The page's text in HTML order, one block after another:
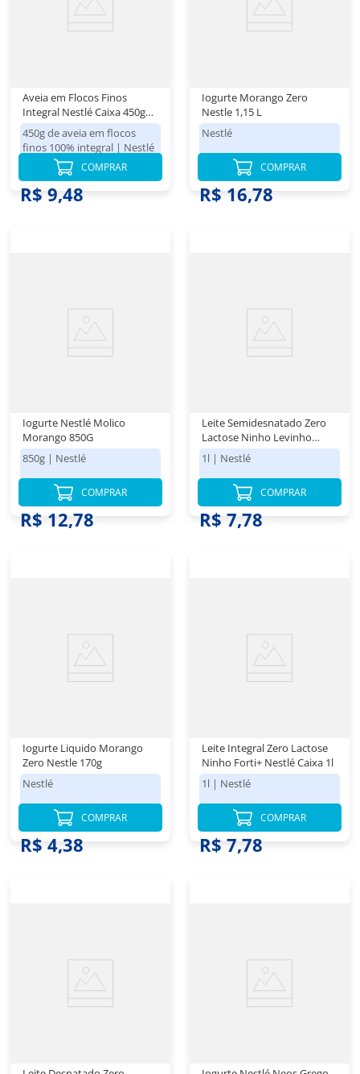
Aveia em Flocos Finos
Integral Nestlé Caixa 450g
Embalagem Econômica
450g de aveia em flocos
finos 100% integral | Nestlé
R$ 9,48
COMPRAR
Iogurte Morango Zero
Nestle 1,15 L
Nestlé
R$ 16,78
COMPRAR
Iogurte Nestlé Molico
Morango 850G
850g | Nestlé
R$ 12,78
COMPRAR
Leite Semidesnatado Zero
Lactose Ninho Levinho
Forti+ Nestlé Caixa 1l
1l | Nestlé
R$ 7,78
COMPRAR
Iogurte Liquido Morango
Zero Nestle 170g
Nestlé
R$ 4,38
COMPRAR
Leite Integral Zero Lactose
Ninho Forti+ Nestlé Caixa 1l
1l | Nestlé
R$ 7,78
COMPRAR